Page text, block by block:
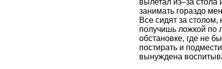
вылетал из–за стола
занимать гораздо
Все сидят за столом,
получишь ложкой по
обстановке, где не
постирать и
вынуждена